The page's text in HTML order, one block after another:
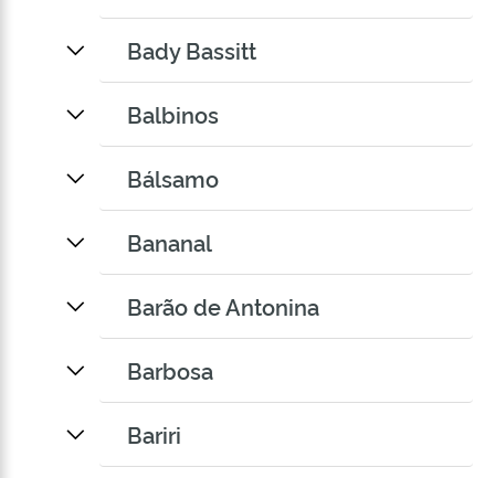
Bady Bassitt
Balbinos
Bálsamo
Bananal
Barão de Antonina
Barbosa
Bariri